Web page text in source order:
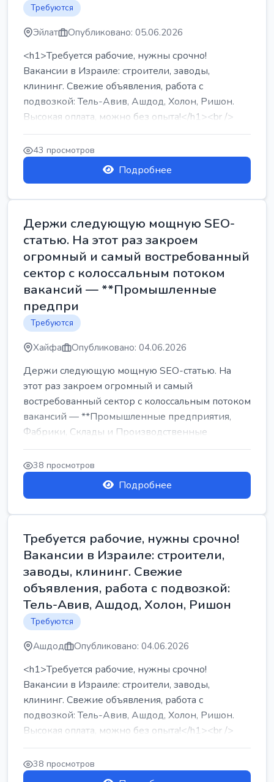
Требуются
Эйлат Опубликовано: 05.06.2026
<h1>Требуется рабочие, нужны срочно!
Вакансии в Израиле: строители, заводы,
клининг. Свежие объявления, работа с
подвозкой: Тель-Авив, Ашдод, Холон, Ришон.
Высокая оплата, можно без опыта!</h1><br />
...
43 просмотров
Подробнее
Держи следующую мощную SEO-
статью. На этот раз закроем
огромный и самый востребованный
сектор с колоссальным потоком
вакансий — **Промышленные
предпри
Требуются
Хайфа Опубликовано: 04.06.2026
Держи следующую мощную SEO-статью. На
этот раз закроем огромный и самый
востребованный сектор с колоссальным потоком
вакансий — **Промышленные предприятия,
Фабрики, Склады и Производственные
заводы** ...
38 просмотров
Подробнее
Требуется рабочие, нужны срочно!
Вакансии в Израиле: строители,
заводы, клининг. Свежие
объявления, работа с подвозкой:
Тель-Авив, Ашдод, Холон, Ришон
Требуются
Ашдод Опубликовано: 04.06.2026
<h1>Требуется рабочие, нужны срочно!
Вакансии в Израиле: строители, заводы,
клининг. Свежие объявления, работа с
подвозкой: Тель-Авив, Ашдод, Холон, Ришон.
Высокая оплата, можно без опыта!</h1><br />
...
38 просмотров